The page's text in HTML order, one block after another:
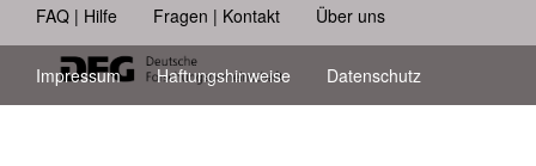
FAQ | Hilfe Fragen | Kontakt Über uns
Impressum Haftungshinweise Datenschutz